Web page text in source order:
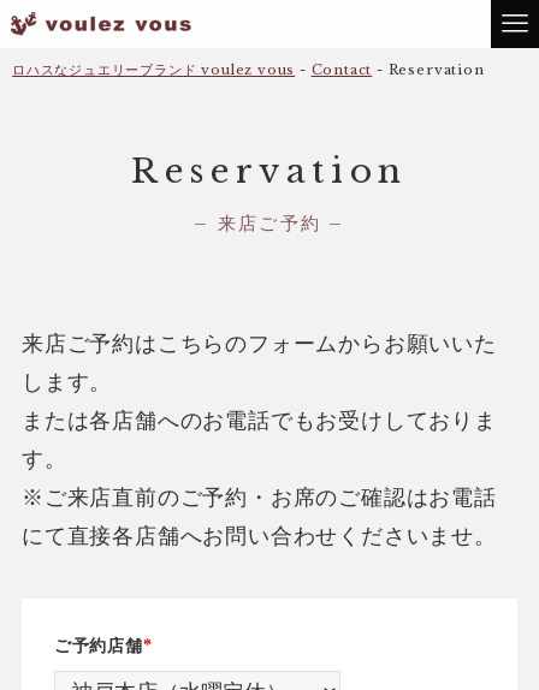
ロハスなジュエリーブランド voulez vous - Contact - Reservation
Reservation
– 来店ご予約 –
来店ご予約はこちらのフォームからお願いいた
します。
または各店舗へのお電話でもお受けしておりま
す。
※ご来店直前のご予約・お席のご確認はお電話
にて直接各店舗へお問い合わせくださいませ。
ご予約店舗*